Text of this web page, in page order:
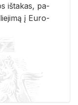
iš­ta­kas, pa­
į Eu­ro­